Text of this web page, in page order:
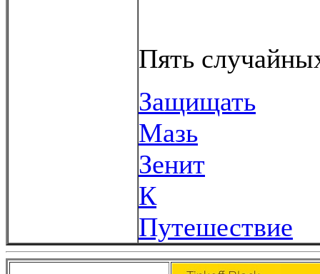
Пять
Защищать
Мазь
Зенит
К
Путешествие